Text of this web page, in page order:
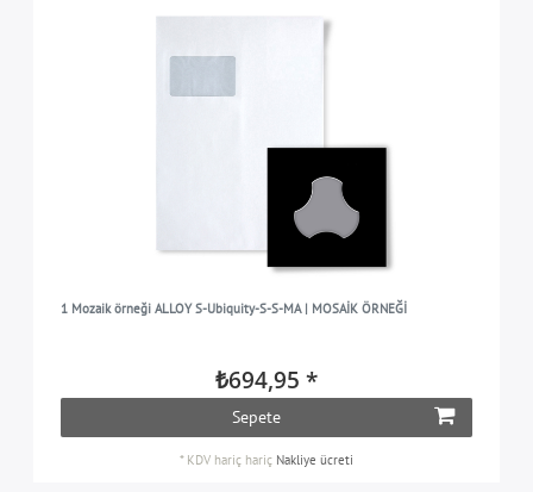
1 Mozaik örneği ALLOY S-Ubiquity-S-S-MA | MOSAİK ÖRNEĞİ
₺694,95 *
Sepete
* KDV hariç hariç Nakliye ücreti